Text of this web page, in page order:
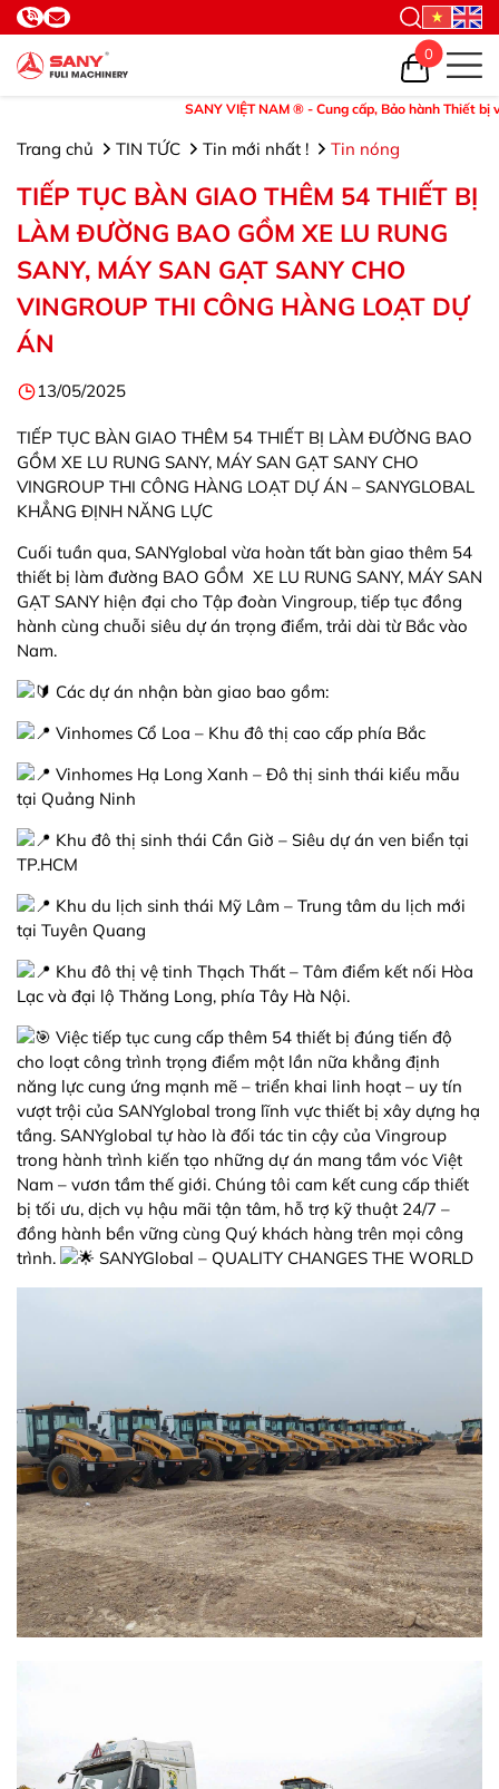
SANY VIỆT NAM ® - Cung cấp, Bảo hành Thiết bị và
0
Trang chủ TIN TỨC Tin mới nhất ! Tin nóng
TIẾP TỤC BÀN GIAO THÊM 54 THIẾT BỊ
LÀM ĐƯỜNG BAO GỒM XE LU RUNG
SANY, MÁY SAN GẠT SANY CHO
VINGROUP THI CÔNG HÀNG LOẠT DỰ
ÁN
13/05/2025
TIẾP TỤC BÀN GIAO THÊM 54 THIẾT BỊ LÀM ĐƯỜNG BAO
GỒM XE LU RUNG SANY, MÁY SAN GẠT SANY CHO
VINGROUP THI CÔNG HÀNG LOẠT DỰ ÁN – SANYGLOBAL
KHẲNG ĐỊNH NĂNG LỰC
Cuối tuần qua, SANYglobal vừa hoàn tất bàn giao thêm 54
thiết bị làm đường BAO GỒM XE LU RUNG SANY, MÁY SAN
GẠT SANY hiện đại cho Tập đoàn Vingroup, tiếp tục đồng
hành cùng chuỗi siêu dự án trọng điểm, trải dài từ Bắc vào
Nam.
Các dự án nhận bàn giao bao gồm:
Vinhomes Cổ Loa – Khu đô thị cao cấp phía Bắc
Vinhomes Hạ Long Xanh – Đô thị sinh thái kiểu mẫu
tại Quảng Ninh
Khu đô thị sinh thái Cần Giờ – Siêu dự án ven biển tại
TP.HCM
Khu du lịch sinh thái Mỹ Lâm – Trung tâm du lịch mới
tại Tuyên Quang
Khu đô thị vệ tinh Thạch Thất – Tâm điểm kết nối Hòa
Lạc và đại lộ Thăng Long, phía Tây Hà Nội.
Việc tiếp tục cung cấp thêm 54 thiết bị đúng tiến độ
cho loạt công trình trọng điểm một lần nữa khẳng định
năng lực cung ứng mạnh mẽ – triển khai linh hoạt – uy tín
vượt trội của SANYglobal trong lĩnh vực thiết bị xây dựng hạ
tầng. SANYglobal tự hào là đối tác tin cậy của Vingroup
trong hành trình kiến tạo những dự án mang tầm vóc Việt
Nam – vươn tầm thế giới. Chúng tôi cam kết cung cấp thiết
bị tối ưu, dịch vụ hậu mãi tận tâm, hỗ trợ kỹ thuật 24/7 –
đồng hành bền vững cùng Quý khách hàng trên mọi công
trình.
SANYGlobal – QUALITY CHANGES THE WORLD